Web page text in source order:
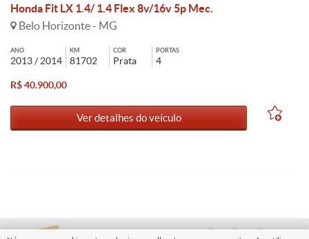
Honda Fit LX 1.4/ 1.4 Flex 8v/16v 5p Mec.
Belo Horizonte - MG
ANO
2013 / 2014
KM
81702
COR
Prata
PORTAS
4
R$ 40.900,00
Ver detalhes do veículo